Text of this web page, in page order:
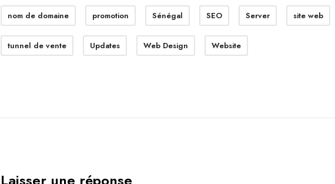
nom de domaine promotion Sénégal SEO Server site web
tunnel de vente Updates Web Design Website